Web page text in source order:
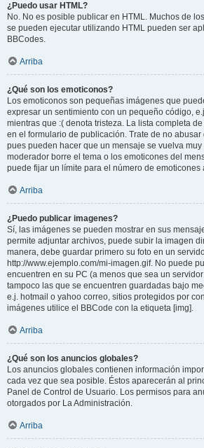
¿Puedo usar HTML?
No. No es posible publicar en HTML. Muchos de
se pueden ejecutar utilizando HTML pueden ser
BBCodes.
Arriba
¿Qué son los emoticonos?
Los emoticonos son pequeñas imágenes que
expresar un sentimiento con un pequeño código,
mientras que :( denota tristeza. La lista completa
en el formulario de publicación. Trate de no
pues pueden hacer que un mensaje se vuelva
moderador borre el tema o los emoticones del
puede fijar un límite para el número de emoticones
Arriba
¿Puedo publicar imagenes?
Sí, las imágenes se pueden mostrar en sus
permite adjuntar archivos, puede subir la imagen
manera, debe guardar primero su foto en un
http://www.ejemplo.com/mi-imagen.gif. No puede
encuentren en su PC (a menos que sea un
tampoco las que se encuentren guardadas bajo
e.j. hotmail o yahoo correo, sitios protegidos por
imágenes utilice el BBCode con la etiqueta [img].
Arriba
¿Qué son los anuncios globales?
Los anuncios globales contienen información
cada vez que sea posible. Éstos aparecerán al
Panel de Control de Usuario. Los permisos para
otorgados por La Administración.
Arriba